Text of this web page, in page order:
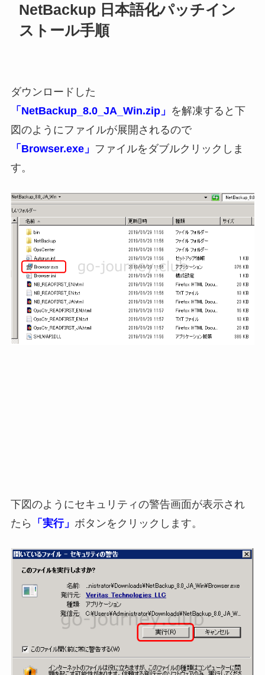
NetBackup 日本語化パッチイン
ストール手順
ダウンロードした
「NetBackup_8.0_JA_Win.zip」 を解凍すると下
図のようにファイルが展開されるので
「Browser.exe」 ファイルをダブルクリックしま
す。
下図のようにセキュリティの警告画面が表示され
たら
「実行」 ボタンをクリックします。